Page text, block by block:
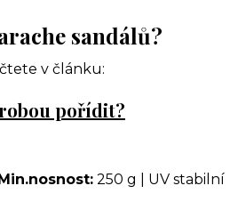
sandálů?
v článku:
pořídit?
250 g | UV stabilní